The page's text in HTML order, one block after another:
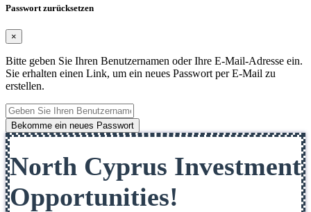
Passwort zurücksetzen
×
Bitte geben Sie Ihren Benutzernamen oder Ihre E-Mail-Adresse ein.
Sie erhalten einen Link, um ein neues Passwort per E-Mail zu
erstellen.
Bekomme ein neues Passwort
North Cyprus Investment
Opportunities!